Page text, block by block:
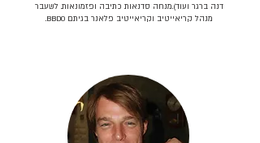
דנה ברגר ועוד).מנחה סדנאות כתיבה ופזמונאות. לשעבר
מנהל קריאייטיב וקריאייטיב פלאנר בגיתם BBDO.